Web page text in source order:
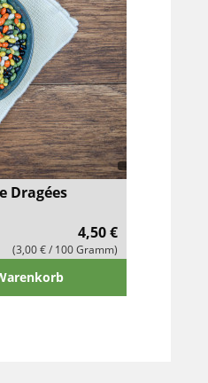
Dragées
4,50 €
(3,00 € / 100 Gramm)